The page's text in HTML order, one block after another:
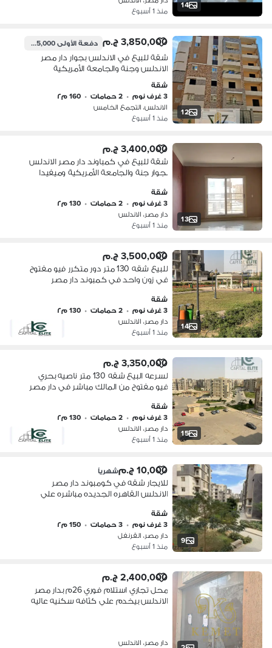
14
منذ 1 أسبوع
12
3,850,000 ج.م دفعة الأولى1,925,000 ج.م
شقة للبيع في الاندلس بجوار دار مصر
الاندلس وجنة والجامعة الأمريكية
والتسعين الجنوبى
شقة
3 غرف نوم
• 2 حمامات • 160 م٢
الاندلس، التجمع الخامس
منذ 1 أسبوع
13
3,400,000 ج.م
شقة للبيع في كمباوند دار مصر الاندلس
بجوار جنة والجامعة الأمريكية وميفيدا
شقة
3 غرف نوم
• 2 حمامات • 130 م٢
دار مصر، الاندلس
منذ 1 أسبوع
14
3,500,000 ج.م
للبيع شقه 130 متر دور متكرر فيو مفتوح
في زون واحد في كمبوند دار مصر
التجمع الخامس
شقة
3 غرف نوم
• 2 حمامات • 130 م٢
دار مصر، الاندلس
منذ 1 أسبوع
15
3,350,000 ج.م
لسرعه البيع شقه 130 متر ناصيه بحري
فيو مفتوح من المالك مباشر في دار مصر
علي شارع تسعين الجنوبي التجمع
الخامس
شقة
3 غرف نوم
• 2 حمامات • 130 م٢
دار مصر، الاندلس
منذ 1 أسبوع
9
10,000 ج.م شهرياً
للايجار شقه في كومبوند دار مصر
الاندلس القاهره الجديده مباشره علي
ناصيه
شقة
3 غرف نوم
• 3 حمامات • 150 م٢
دار مصر، القرنفل
منذ 1 أسبوع
2,400,000 ج.م
محل تجاري استلام فوري 26م بدار مصر
الاندلس بيخدم علي كثافه سكنيه عاليه
دار مصر، الاندلس